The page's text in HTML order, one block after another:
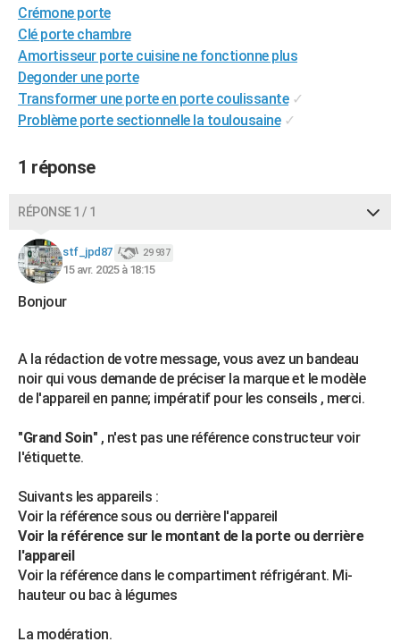
Destinations
City break
Voyage nature
Voyage de noces
Forum
Climat
+PHOTO
GUIDES D'ACHAT
BONS PLANS
CARTE DE VOEUX
Carte de Noël
Carte Bonne année
Carte Saint-Valentin
Carte Pâques
Carte d'anniversaire
DICTIONNAIRE
PROGRAMME TV
COPAINS D'AVANT
S'inscrire
Se connecter
Lycées
Collèges
Primaires
Universités
Entreprises
Service militaire
Avis de recherche
AVIS DE DÉCÈS
FORUM
Crémone porte
Clé porte chambre
Amortisseur porte cuisine ne fonctionne plus
Degonder une porte
Transformer une porte en porte coulissante ✓
Problème porte sectionnelle la toulousaine ✓
1 réponse
RÉPONSE 1 / 1
stf_jpd87 29 937
15 avr. 2025 à 18:15
Bonjour
A la rédaction de votre message, vous avez un bandeau
noir qui vous demande de préciser la marque et le modèle
de l'appareil en panne; impératif pour les conseils , merci.
"Grand Soin" , n'est pas une référence constructeur voir
l'étiquette.
Suivants les appareils :
Voir la référence sous ou derrière l'appareil
Voir la référence sur le montant de la porte ou derrière
l'appareil
Voir la référence dans le compartiment réfrigérant. Mi-
hauteur ou bac à légumes
La modération.